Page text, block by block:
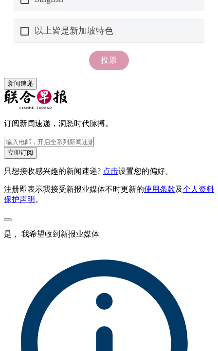
新闻速递
订阅新闻速递，洞悉时代脉搏。
立即订阅
只想接收感兴趣的新闻速递? 点击设置您的偏好。
注册即表示我接受新报业媒体不时更新的使用条款及个人资料
保护声明。
是， 我希望收到新报业媒体